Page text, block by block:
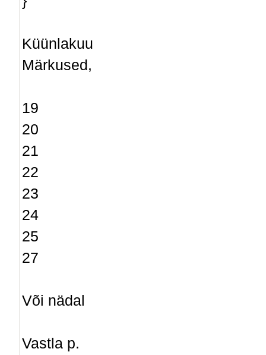
Küünlakuu
Märkused,
19
20
21
22
23
24
25
27
Või nädal
Vastla p.